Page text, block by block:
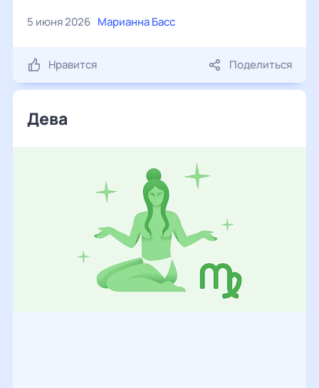
5 июня 2026 Марианна Басс
Нравится Поделиться
Дева